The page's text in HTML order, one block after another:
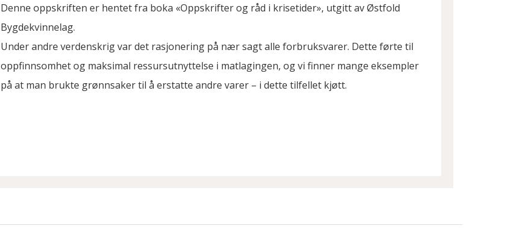
Denne oppskriften er hentet fra boka «Oppskrifter og råd i krisetider», utgitt av Østfold
Bygdekvinnelag.
Under andre verdenskrig var det rasjonering på nær sagt alle forbruksvarer. Dette førte til
oppfinnsomhet og maksimal ressursutnyttelse i matlagingen, og vi finner mange eksempler
på at man brukte grønnsaker til å erstatte andre varer – i dette tilfellet kjøtt.